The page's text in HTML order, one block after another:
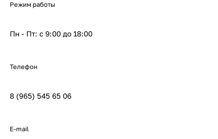
Режим работы
Пн - Пт: с 9:00 до 18:00
Телефон
8 (965) 545 65 06
E-mail